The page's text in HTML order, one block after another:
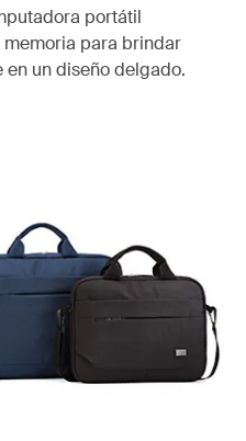
portátil
para brindar
un diseño delgado.
pestaña